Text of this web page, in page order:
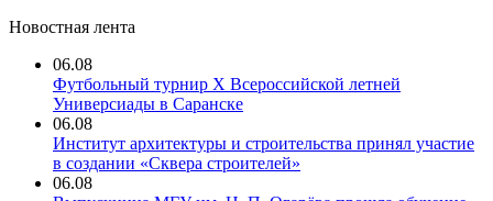
Новостная лента
06.08
Футбольный турнир X Всероссийской летней
Универсиады в Саранске
06.08
Институт архитектуры и строительства принял участие
в создании «Сквера строителей»
06.08